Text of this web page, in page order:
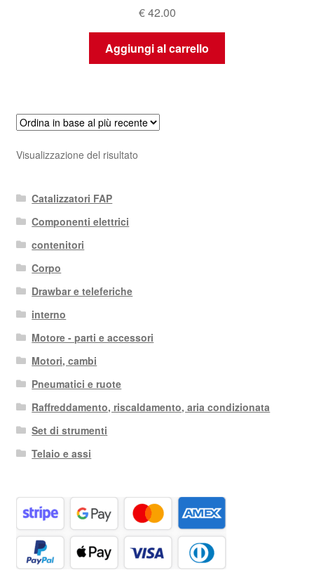
€42.00
Aggiungi al carrello
Visualizzazione del risultato
Catalizzatori FAP
Componenti elettrici
contenitori
Corpo
Drawbar e teleferiche
interno
Motore - parti e accessori
Motori, cambi
Pneumatici e ruote
Raffreddamento, riscaldamento, aria condizionata
Set di strumenti
Telaio e assi